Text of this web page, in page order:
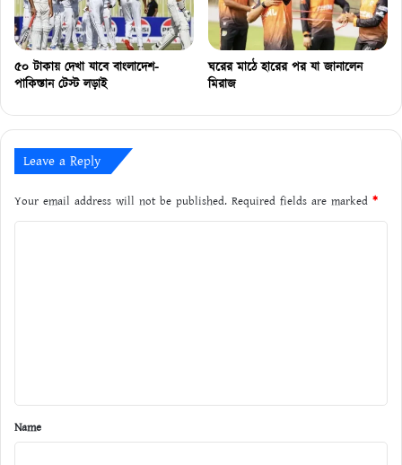
৫০ টাকায় দেখা যাবে বাংলাদেশ-
পাকিস্তান টেস্ট লড়াই
ঘরের মাঠে হারের পর যা জানালেন
মিরাজ
Leave a Reply
Your email address will not be published. Required fields are marked *
*
Name